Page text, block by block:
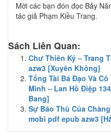
Mời các bạn đón đọc Bảy
tác giả Phạm Kiều Trang.
Sách Liên Quan:
Chư Thiên Ký – Trang
azw3 [Xuyên Không]
Tổng Tài Bá Đạo Và
Mình – Lan Hồ Điệp
Bang]
Sự Báo Thù Của
mobi pdf epub azw3